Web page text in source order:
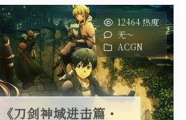
12464 热度
无～
ACGN
刀剑神域进击篇・